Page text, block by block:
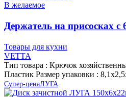
В желаемое
Держатель на присосках
Товары для кухни
VETTA
Тип товара : Крючок
Пластик Размер упаковки :
Супер-ценаЛУГА